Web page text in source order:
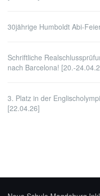
30jährige Humboldt Abi-
Schriftliche
nach Barcelona! [20.-
3. Platz in der
[22.04.26]